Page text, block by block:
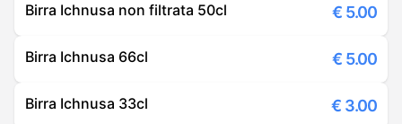
Birra Ichnusa non filtrata 50cl € 5.00
Birra Ichnusa 66cl € 5.00
Birra Ichnusa 33cl € 3.00